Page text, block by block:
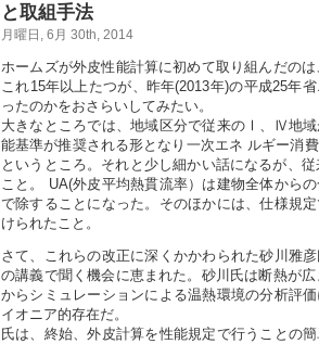
と取組手法
月曜日, 6月 30th, 2014
ホームズが外皮性能計算に初めて取り組んだの
これ15年以上たつが、昨年(2013年)の平成25年
ったのかをおさらいしてみたい。
大きなところでは、地域区分で従来のⅠ、Ⅳ地
能基準が推奨される形となり一次エネ ルギー消
というところ。それと少し細かい話になるが、
こと。 UA(外皮平均熱貫流率）は建物全体から
で除することになった。そのほかには、仕様規
けられたこと。
さて、これらの改正に深くかかわられた砂川雅
の講義で聞く機会に恵まれた。砂川氏は断熱が
からシミュレーションによる温熱環境の分析評
イオニア的存在だ。
氏は、終始、外皮計算を性能規定で行うことの